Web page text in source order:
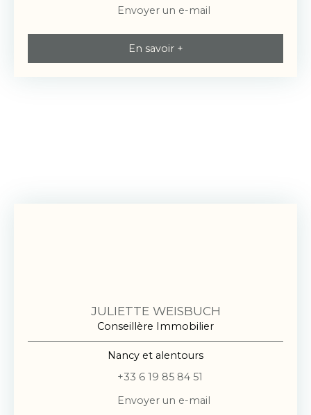
Envoyer un e-mail
En savoir +
JULIETTE WEISBUCH
Conseillère Immobilier
Nancy et alentours
+33 6 19 85 84 51
Envoyer un e-mail